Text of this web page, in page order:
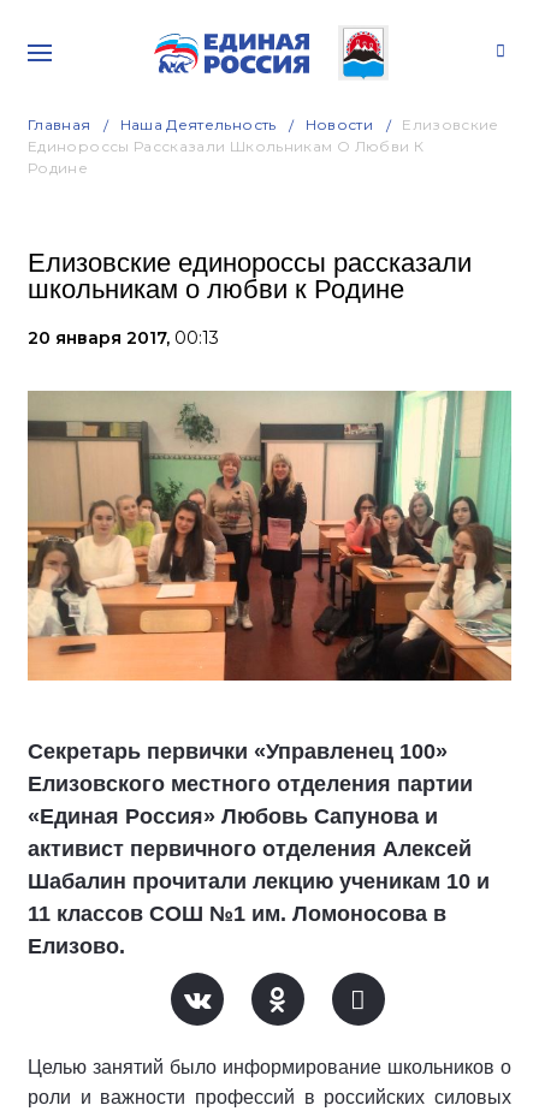
Главная Наша Деятельность Новости
Елизовские
Единороссы Рассказали Школьникам О Любви К
Родине
Елизовские единороссы рассказали
школьникам о любви к Родине
20 января 2017, 00:13
Секретарь первички «Управленец 100»
Елизовского местного отделения партии
«Единая Россия» Любовь Сапунова и
активист первичного отделения Алексей
Шабалин прочитали лекцию ученикам 10 и
11 классов СОШ №1 им. Ломоносова в
Елизово.
Целью занятий было информирование школьников о
роли и важности профессий в российских силовых